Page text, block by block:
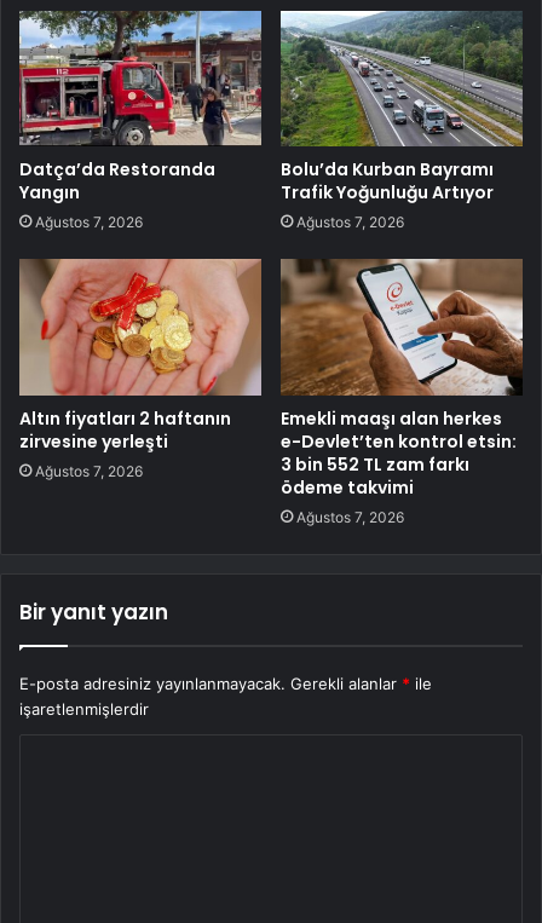
Datça’da Restoranda
Yangın
Ağustos 7, 2026
Bolu’da Kurban Bayramı
Trafik Yoğunluğu Artıyor
Ağustos 7, 2026
Altın fiyatları 2 haftanın
zirvesine yerleşti
Ağustos 7, 2026
Emekli maaşı alan herkes
e-Devlet’ten kontrol etsin:
3 bin 552 TL zam farkı
ödeme takvimi
Ağustos 7, 2026
Bir yanıt yazın
E-posta adresiniz yayınlanmayacak. Gerekli alanlar * ile
işaretlenmişlerdir